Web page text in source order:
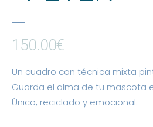
150.00€
Un cuadro con técnica mixta
Guarda el alma de tu mascota
Único, reciclado y emocional.